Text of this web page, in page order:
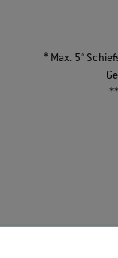
* Max. 5°